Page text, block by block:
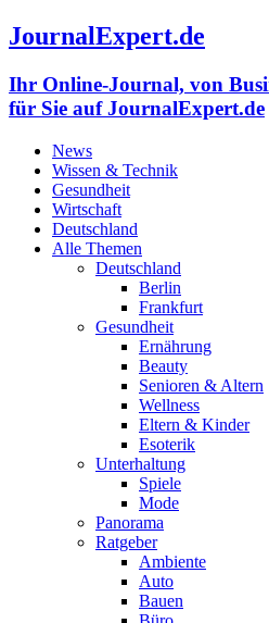
JournalExpert.de
Ihr Online-Journal, von
für Sie auf JournalExpert.de
News
Wissen & Technik
Gesundheit
Wirtschaft
Deutschland
Alle Themen
Deutschland
Berlin
Frankfurt
Gesundheit
Ernährung
Beauty
Senioren & Altern
Wellness
Eltern & Kinder
Esoterik
Unterhaltung
Spiele
Mode
Panorama
Ratgeber
Ambiente
Auto
Bauen